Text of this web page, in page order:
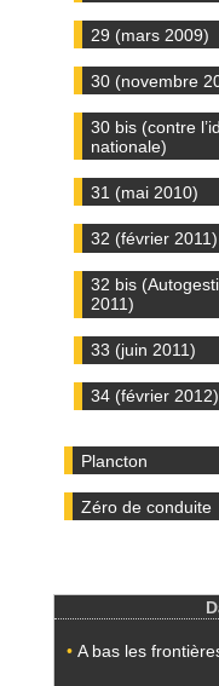
29 (mars 2009)
30 (novembre
30 bis (contre
nationale)
31 (mai 2010)
32 (février 2011)
32 bis
2011)
33 (juin 2011)
34 (février 2012)
Plancton
Zéro de conduite
• A bas les